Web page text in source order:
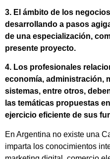
3. El ámbito de los
desarrollando a pasos
de una especialización,
presente proyecto.
4. Los profesionales
economía, administración,
sistemas, entre otros,
las temáticas propuestas
ejercicio eficiente de sus
En Argentina no existe una
imparta los conocimientos